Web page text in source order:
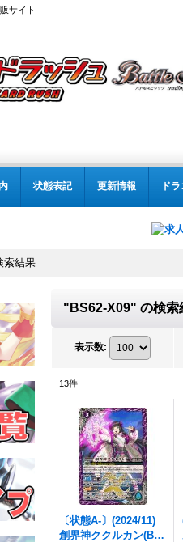
サイト
状態表記 更新情報 ド
索結果
"BS62-X09" の検索
表示数:
13件
〔状態A-〕(2024/11)
創界神ククルカン(BS